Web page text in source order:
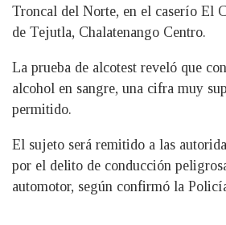
Troncal del Norte, en el caserío El
de Tejutla, Chalatenango Centro.
La prueba de alcotest reveló que
alcohol en sangre, una cifra muy
permitido.
El sujeto será remitido a las
por el delito de conducción
automotor, según confirmó la